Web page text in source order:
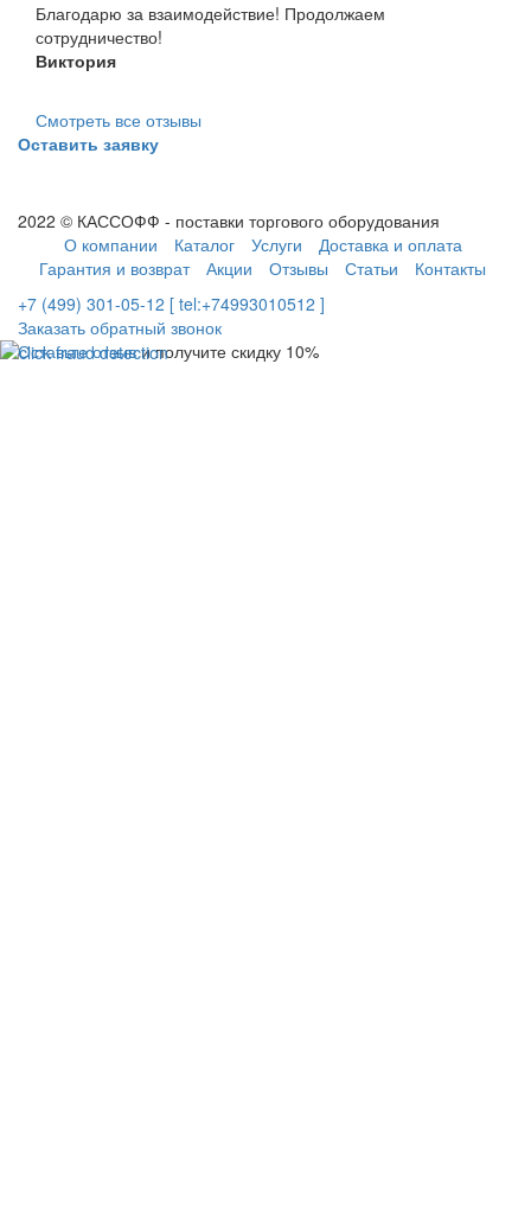
Благодарю за взаимодействие! Продолжаем
сотрудничество!
Виктория
Смотреть все отзывы
Оставить заявку
2022 © КАССОФФ - поставки торгового оборудования
О компании
Каталог Услуги
Доставка и оплата
Гарантия и возврат
Акции Отзывы Статьи
Контакты
+7 (499) 301-05-12 [ tel:+74993010512 ]
Заказать обратный звонок
Оставьте отзыви получите скидку 10%